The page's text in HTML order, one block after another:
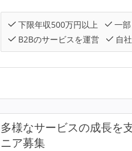
下限年収500万円以上 一部
B2Bのサービスを運営
自
多様なサービスの成長を
ニア募集